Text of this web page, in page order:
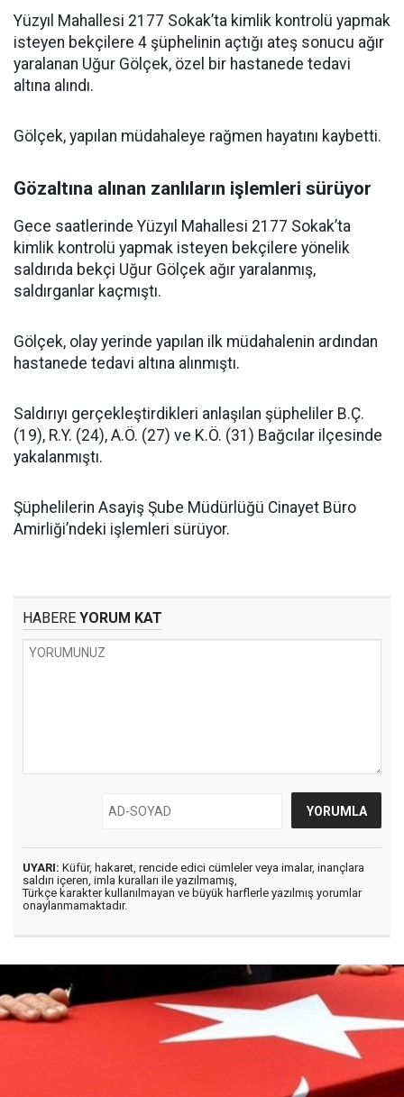
Yüzyıl Mahallesi 2177 Sokak’ta kimlik kontrolü yapmak
isteyen bekçilere 4 şüphelinin açtığı ateş sonucu ağır
yaralanan Uğur Gölçek, özel bir hastanede tedavi
altına alındı.
Gölçek, yapılan müdahaleye rağmen hayatını kaybetti.
Gözaltına alınan zanlıların işlemleri sürüyor
Gece saatlerinde Yüzyıl Mahallesi 2177 Sokak’ta
kimlik kontrolü yapmak isteyen bekçilere yönelik
saldırıda bekçi Uğur Gölçek ağır yaralanmış,
saldırganlar kaçmıştı.
Gölçek, olay yerinde yapılan ilk müdahalenin ardından
hastanede tedavi altına alınmıştı.
Saldırıyı gerçekleştirdikleri anlaşılan şüpheliler B.Ç.
(19), R.Y. (24), A.Ö. (27) ve K.Ö. (31) Bağcılar ilçesinde
yakalanmıştı.
Şüphelilerin Asayiş Şube Müdürlüğü Cinayet Büro
Amirliği’ndeki işlemleri sürüyor.
HABERE YORUM KAT
UYARI: Küfür, hakaret, rencide edici cümleler veya imalar, inançlara
saldırı içeren, imla kuralları ile yazılmamış,
Türkçe karakter kullanılmayan ve büyük harflerle yazılmış yorumlar
onaylanmamaktadır.